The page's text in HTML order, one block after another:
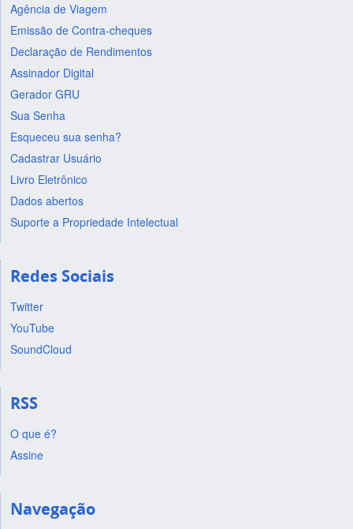
Agência de Viagem
Emissão de Contra-cheques
Declaração de Rendimentos
Assinador Digital
Gerador GRU
Sua Senha
Esqueceu sua senha?
Cadastrar Usuário
Livro Eletrônico
Dados abertos
Suporte a Propriedade Intelectual
Redes Sociais
Twitter
YouTube
SoundCloud
RSS
O que é?
Assine
Navegação